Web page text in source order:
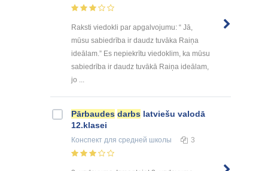
Raksti viedokli par apgalvojumu: “ Jā,
mūsu sabiedrība ir daudz tuvāka Raiņa
ideālam.” Es nepiekrītu viedoklim, ka mūsu
sabiedrība ir daudz tuvākā Raiņa ideālam,
jo ...
Pārbaudes darbs latviešu valodā
12.klasei
Конспект для средней школы 3